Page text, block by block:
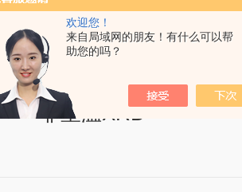
欢迎您！
来自局域网的朋友！有什么可以帮
助您的吗？
非室温XRD